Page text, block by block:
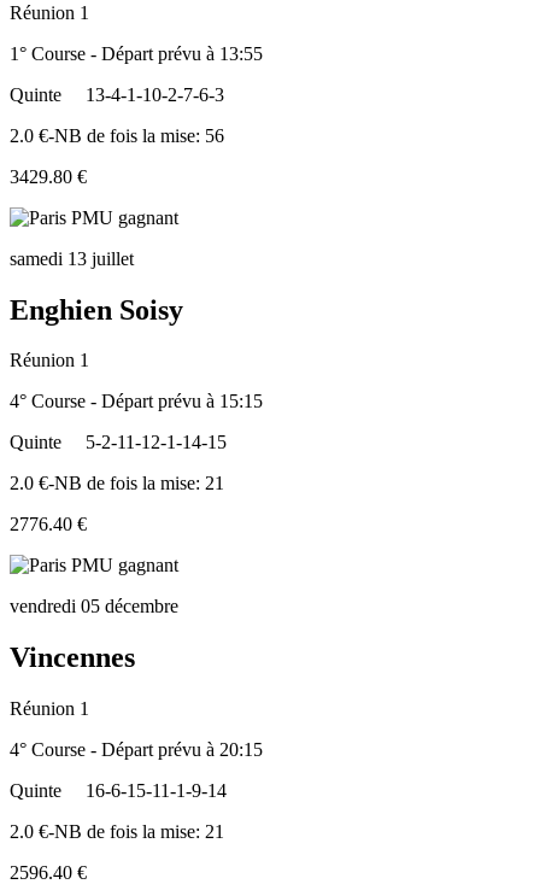
Réunion 1
1° Course - Départ prévu à 13:55
Quinte
13-4-1-10-2-7-6-3
2.0 €-NB de fois la mise: 56
3429.80 €
samedi 13 juillet
Enghien Soisy
Réunion 1
4° Course - Départ prévu à 15:15
Quinte
5-2-11-12-1-14-15
2.0 €-NB de fois la mise: 21
2776.40 €
vendredi 05 décembre
Vincennes
Réunion 1
4° Course - Départ prévu à 20:15
Quinte
16-6-15-11-1-9-14
2.0 €-NB de fois la mise: 21
2596.40 €